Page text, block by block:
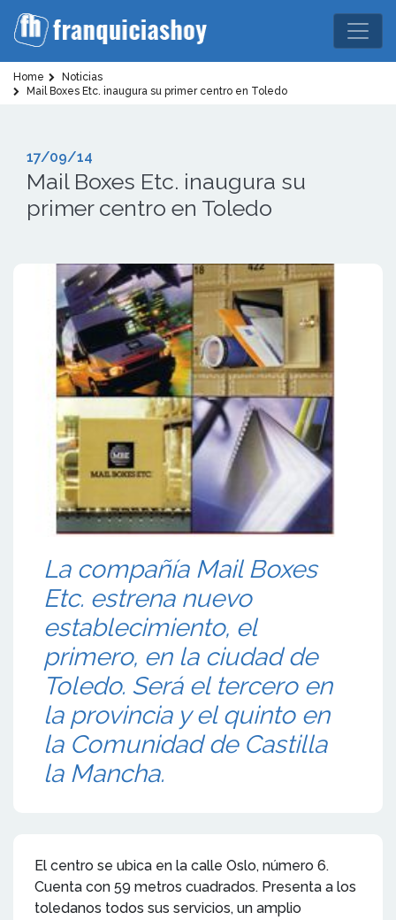
Home
Noticias
Mail Boxes Etc. inaugura su primer centro en Toledo
17/09/14
Mail Boxes Etc. inaugura su
primer centro en Toledo
La compañía Mail Boxes
Etc. estrena nuevo
establecimiento, el
primero, en la ciudad de
Toledo. Será el tercero en
la provincia y el quinto en
la Comunidad de Castilla
la Mancha.
El centro se ubica en la calle Oslo, número 6.
Cuenta con 59 metros cuadrados. Presenta a los
toledanos todos sus servicios, un amplio